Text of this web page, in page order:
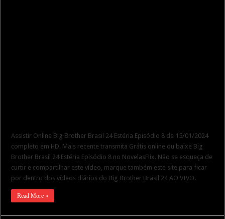
Assistir Online Big Brother Brasil 24 Estéria Episódio 8 de 15/01/2024
completo em HD. Mais recente transmita Grátis online ou baixe Big
Brother Brasil 24 Estéria Episódio 8 no NovelasFlix. Não se esqueça de
curtir e compartilhar este vídeo, marque também este site para ficar
por dentro dos vídeos diários do Big Brother Brasil 24 AO VIVO.
Read More »